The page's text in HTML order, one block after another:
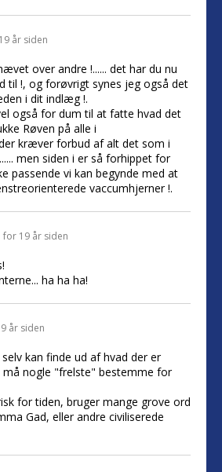
år siden
over andre !...... det har du nu
til !, og forøvrigt synes jeg også det
i dit indlæg !.
også for dum til at fatte hvad det
Røven på alle i
kræver forbud af alt det som i
men siden i er så forhippet for
passende vi kan begynde med at
vaccumhjerner !.
for 19 år siden
ha ha ha!
år siden
kan finde ud af hvad der er
nogle "frelste" bestemme for
for tiden, bruger mange grove ord
Gad, eller andre civiliserede